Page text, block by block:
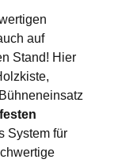
auf
Stand! Hier
System für